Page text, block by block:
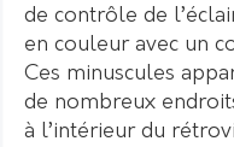
de contrôle de
en couleur avec un
Ces minuscules
de nombreux
à l’intérieur du